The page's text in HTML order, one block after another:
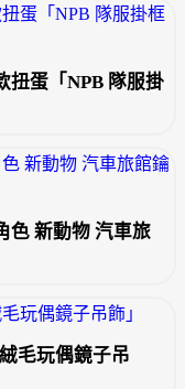
扭蛋「NPB 隊服掛
色 新動物 汽車旅
毛玩偶鏡子吊